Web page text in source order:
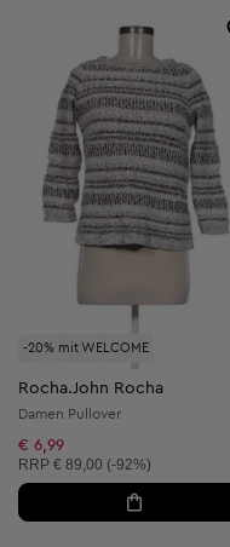
-20% mit WELCOME
Rocha.John Rocha
Damen Pullover
€ 6,99
Unverbindliche Preisempfehlung:
RRP € 89,00 (-92%)